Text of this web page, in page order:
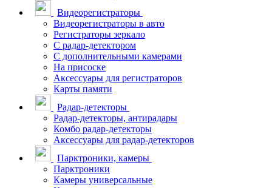
Видеорегистраторы
Видеорегистраторы в авто
Регистраторы зеркало
С радар-детектором
С дополнительными камерами
На присоске
Аксессуары для регистраторов
Карты памяти
Радар-детекторы
Радар-детекторы, антирадары
Комбо радар-детекторы
Аксессуары для радар-детекторов
Парктроники, камеры
Парктроники
Камеры универсальные